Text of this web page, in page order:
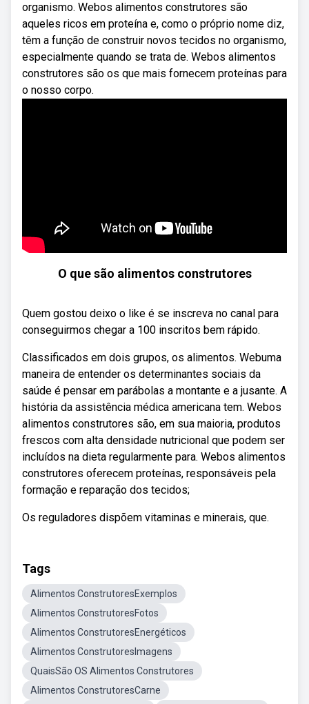
organismo. Webos alimentos construtores são
aqueles ricos em proteína e, como o próprio nome diz,
têm a função de construir novos tecidos no organismo,
especialmente quando se trata de. Webos alimentos
construtores são os que mais fornecem proteínas para
o nosso corpo.
O que são alimentos construtores
Quem gostou deixo o like é se inscreva no canal para
conseguirmos chegar a 100 inscritos bem rápido.
Classificados em dois grupos, os alimentos. Webuma
maneira de entender os determinantes sociais da
saúde é pensar em parábolas a montante e a jusante. A
história da assistência médica americana tem. Webos
alimentos construtores são, em sua maioria, produtos
frescos com alta densidade nutricional que podem ser
incluídos na dieta regularmente para. Webos alimentos
construtores oferecem proteínas, responsáveis pela
formação e reparação dos tecidos;
Os reguladores dispõem vitaminas e minerais, que.
Tags
Alimentos ConstrutoresExemplos
Alimentos ConstrutoresFotos
Alimentos ConstrutoresEnergéticos
Alimentos ConstrutoresImagens
QuaisSão OS Alimentos Construtores
Alimentos ConstrutoresCarne